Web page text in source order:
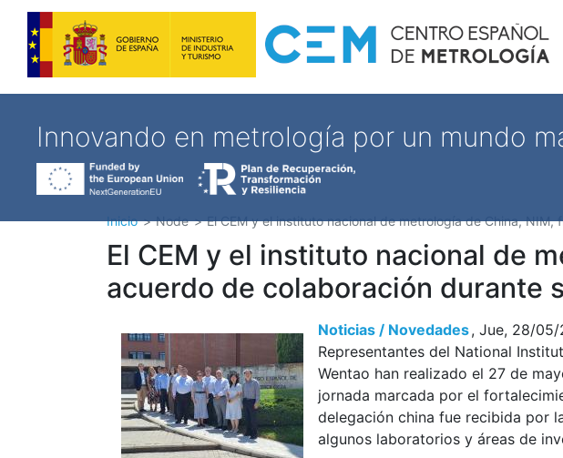
Innovando en metrología por un mundo
Inicio Node El CEM y el instituto nacional de metrología de China,
El CEM y el instituto nacional de
acuerdo de colaboración durante
Noticias / Novedades Jue, 28/05/
Representantes del National
Wentao han realizado el 27 de
jornada marcada por el
delegación china fue recibida por
algunos laboratorios y áreas de